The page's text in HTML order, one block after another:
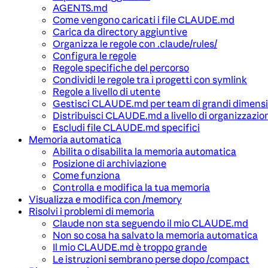
AGENTS.md
Come vengono caricati i file CLAUDE.md
Carica da directory aggiuntive
Organizza le regole con .claude/rules/
Configura le regole
Regole specifiche del percorso
Condividi le regole tra i progetti con symlink
Regole a livello di utente
Gestisci CLAUDE.md per team di grandi
Distribuisci CLAUDE.md a livello di
Escludi file CLAUDE.md specifici
Memoria automatica
Abilita o disabilita la memoria automatica
Posizione di archiviazione
Come funziona
Controlla e modifica la tua memoria
Visualizza e modifica con /memory
Risolvi i problemi di memoria
Claude non sta seguendo il mio CLAUDE.md
Non so cosa ha salvato la memoria automatica
Il mio CLAUDE.md è troppo grande
Le istruzioni sembrano perse dopo /compact